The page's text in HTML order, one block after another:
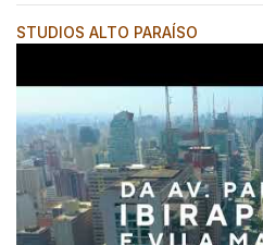
STUDIOS ALTO PARAÍSO